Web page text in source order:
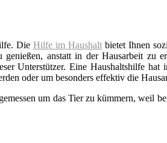
Die Hilfe im Haushalt bietet Ihnen
anstatt in der Hausarbeit zu
Unterstützer. Eine Haushaltshilfe hat
oder um besonders effektiv die
um das Tier zu kümmern, weil